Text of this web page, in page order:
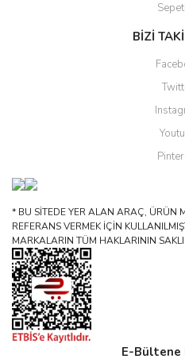
BİZİ
* BU SİTEDE YER ALAN ARAÇ, ÜRÜN
REFERANS VERMEK İÇİN
MARKALARIN TÜM HAKLARININ
E-Bültene